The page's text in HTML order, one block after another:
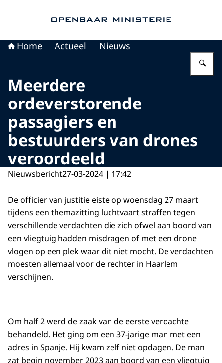
Home Actueel Nieuws
Meerdere
ordeverstorende
passagiers en
bestuurders van drones
veroordeeld
Nieuwsbericht27-03-2024 | 17:42
De officier van justitie eiste op woensdag 27 maart
tijdens een themazitting luchtvaart straffen tegen
verschillende verdachten die zich ofwel aan boord van
een vliegtuig hadden misdragen of met een drone
vlogen op een plek waar dit niet mocht. De verdachten
moesten allemaal voor de rechter in Haarlem
verschijnen.
Om half 2 werd de zaak van de eerste verdachte
behandeld. Het ging om een 37-jarige man met een
adres in Spanje. Hij kwam zelf niet opdagen. De man
zat begin november 2023 aan boord van een vliegtuig